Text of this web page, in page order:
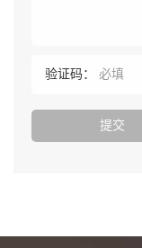
验证码：